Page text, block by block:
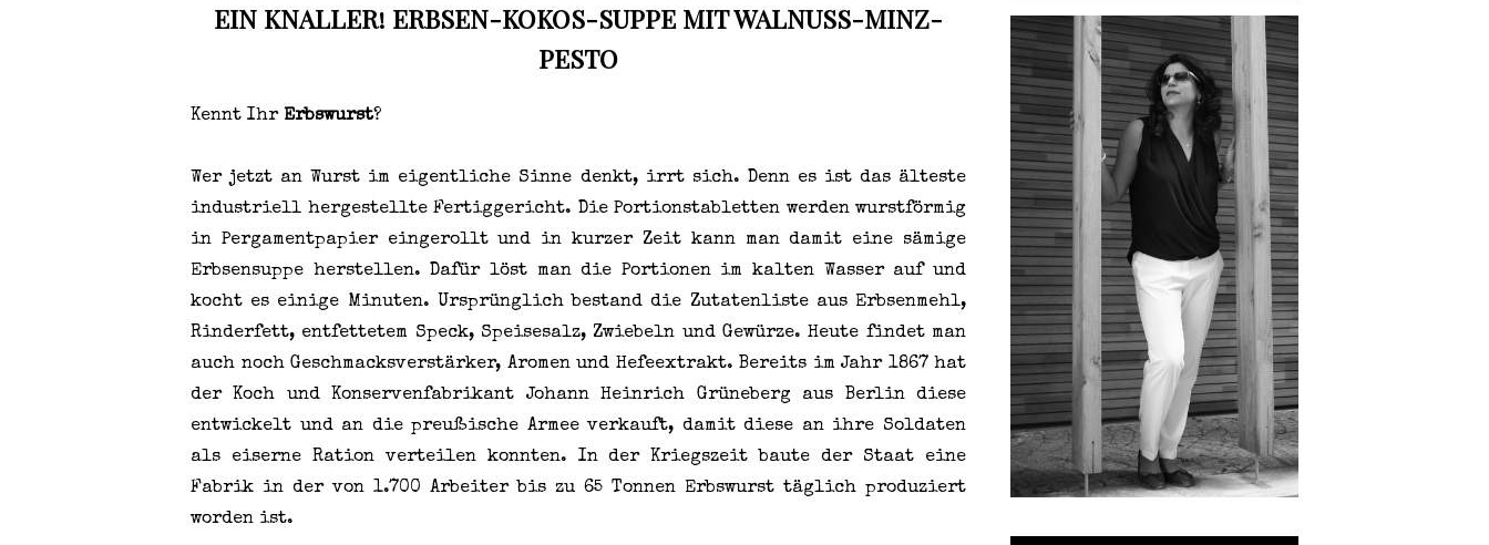
EIN KNALLER! ERBSEN-KOKOS-SUPPE MIT WALNUSS-MINZ-
PESTO
Kennt Ihr Erbswurst?
Wer jetzt an Wurst im eigentliche Sinne denkt, irrt sich. Denn es ist das älteste
industriell hergestellte Fertiggericht. Die Portionstabletten werden wurstförmig
in Pergamentpapier eingerollt und in kurzer Zeit kann man damit eine sämige
Erbsensuppe herstellen. Dafür löst man die Portionen im kalten Wasser auf und
kocht es einige Minuten. Ursprünglich bestand die Zutatenliste aus Erbsenmehl,
Rinderfett, entfettetem Speck, Speisesalz, Zwiebeln und Gewürze. Heute findet man
auch noch Geschmacksverstärker, Aromen und Hefeextrakt. Bereits im Jahr 1867 hat
der Koch und Konservenfabrikant Johann Heinrich Grüneberg aus Berlin diese
entwickelt und an die preußische Armee verkauft, damit diese an ihre Soldaten
als eiserne Ration verteilen konnten. In der Kriegszeit baute der Staat eine
Fabrik in der von 1.700 Arbeiter bis zu 65 Tonnen Erbswurst täglich produziert
worden ist.